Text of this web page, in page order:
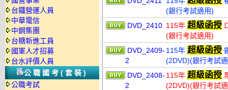
台鐵營運人員
中華電信
中鋼集團
台糖新進工員
國軍人才招募
台水評價人員
公職國考(套裝)
公職考試
(銀行考試適用)
DVD_2410 115年 超級函授
(銀行考試適用)
DVD_2409-
2
115年 超級函授
(2DVD)(銀行考試
DVD_2408-
2
115年 超級函授
(2DVD)(銀行考試